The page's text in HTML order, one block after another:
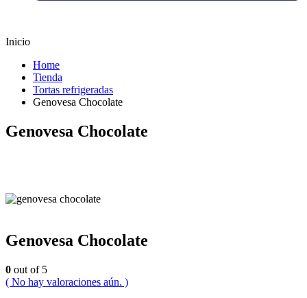
Inicio
Home
Tienda
Tortas refrigeradas
Genovesa Chocolate
Genovesa Chocolate
Genovesa Chocolate
0 out of 5
( No hay valoraciones aún. )